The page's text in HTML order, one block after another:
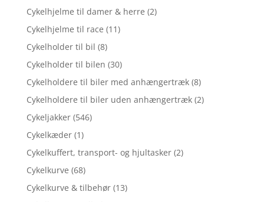
Cykelhjelme til damer & herre (2)
Cykelhjelme til race (11)
Cykelholder til bil (8)
Cykelholder til bilen (30)
Cykelholdere til biler med anhængertræk (8)
Cykelholdere til biler uden anhængertræk (2)
Cykeljakker (546)
Cykelkæder (1)
Cykelkuffert, transport- og hjultasker (2)
Cykelkurve (68)
Cykelkurve & tilbehør (13)